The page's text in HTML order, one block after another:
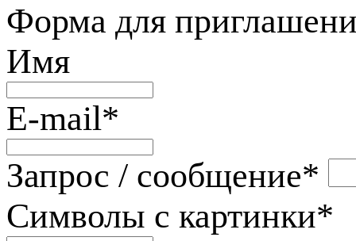
Форма для
Имя
E-mail*
Запрос / сообщение*
Символы с картинки*